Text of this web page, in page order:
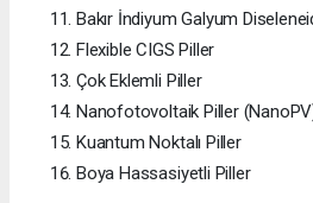
Bakır İndiyum Galyum
Flexible CIGS Piller
Çok Eklemli Piller
Nanofotovoltaik Piller
Kuantum Noktalı Piller
Boya Hassasiyetli Piller